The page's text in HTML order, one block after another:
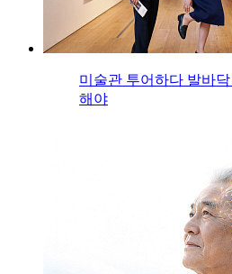
미술관 투어하다 발바닥
해야